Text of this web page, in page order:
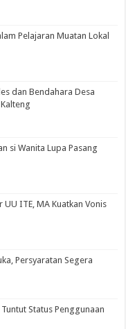
Pelajaran Muatan Lokal
dan Bendahara Desa
si Wanita Lupa Pasang
ITE, MA Kuatkan Vonis
Persyaratan Segera
Status Penggunaan